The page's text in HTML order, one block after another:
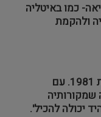
כמו באיטליה
ולהקמת
יוון הצטרפה לאיחוד האירופאי בשנת 1981. עם
שמקורותיה
יכולה להכיל'.